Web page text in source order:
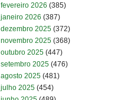
fevereiro 2026 (385)
janeiro 2026 (387)
dezembro 2025 (372)
novembro 2025 (368)
outubro 2025 (447)
setembro 2025 (476)
agosto 2025 (481)
julho 2025 (454)